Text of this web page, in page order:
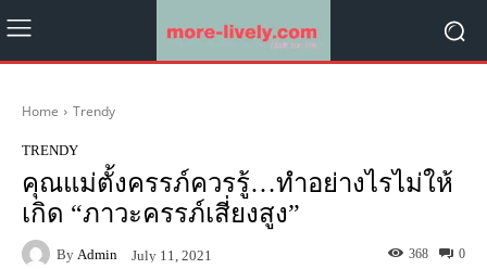
Home Trendy
TRENDY
คุณแม่ตั้งครรภ์ควรรู้…ทำอย่างไรไม่ให้
เกิด “ภาวะครรภ์เสี่ยงสูง”
By Admin July 11, 2021 0
368